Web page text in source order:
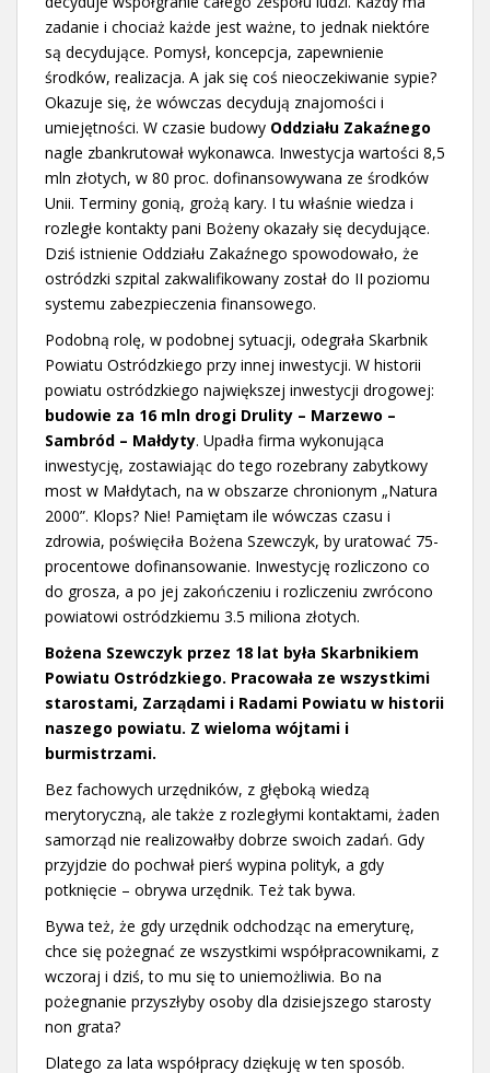
zadanie i chociaż każde jest ważne, to jednak niektóre
są decydujące. Pomysł, koncepcja, zapewnienie
środków, realizacja. A jak się coś nieoczekiwanie sypie?
Okazuje się, że wówczas decydują znajomości i
umiejętności. W czasie budowy Oddziału Zakaźnego
nagle zbankrutował wykonawca. Inwestycja wartości 8,5
mln złotych, w 80 proc. dofinansowywana ze środków
Unii. Terminy gonią, grożą kary. I tu właśnie wiedza i
rozległe kontakty pani Bożeny okazały się decydujące.
Dziś istnienie Oddziału Zakaźnego spowodowało, że
ostródzki szpital zakwalifikowany został do II poziomu
systemu zabezpieczenia finansowego.
Podobną rolę, w podobnej sytuacji, odegrała Skarbnik
Powiatu Ostródzkiego przy innej inwestycji. W historii
powiatu ostródzkiego największej inwestycji drogowej:
budowie za 16 mln drogi Drulity – Marzewo –
Sambród – Małdyty. Upadła firma wykonująca
inwestycję, zostawiając do tego rozebrany zabytkowy
most w Małdytach, na w obszarze chronionym „Natura
2000”. Klops? Nie! Pamiętam ile wówczas czasu i
zdrowia, poświęciła Bożena Szewczyk, by uratować 75-
procentowe dofinansowanie. Inwestycję rozliczono co
do grosza, a po jej zakończeniu i rozliczeniu zwrócono
powiatowi ostródzkiemu 3.5 miliona złotych.
Bożena Szewczyk przez 18 lat była Skarbnikiem
Powiatu Ostródzkiego. Pracowała ze wszystkimi
starostami, Zarządami i Radami Powiatu w historii
naszego powiatu. Z wieloma wójtami i
burmistrzami.
Bez fachowych urzędników, z głęboką wiedzą
merytoryczną, ale także z rozległymi kontaktami, żaden
samorząd nie realizowałby dobrze swoich zadań. Gdy
przyjdzie do pochwał pierś wypina polityk, a gdy
potknięcie – obrywa urzędnik. Też tak bywa.
Bywa też, że gdy urzędnik odchodząc na emeryturę,
chce się pożegnać ze wszystkimi współpracownikami, z
wczoraj i dziś, to mu się to uniemożliwia. Bo na
pożegnanie przyszłyby osoby dla dzisiejszego starosty
non grata?
Dlatego za lata współpracy dziękuję w ten sposób.